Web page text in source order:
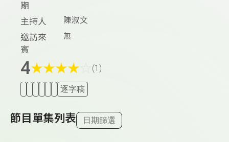
期
主持人 陳淑文
邀訪來
賓
無
4★★★★ (1)
逐字稿
節目單集列表 日期篩選